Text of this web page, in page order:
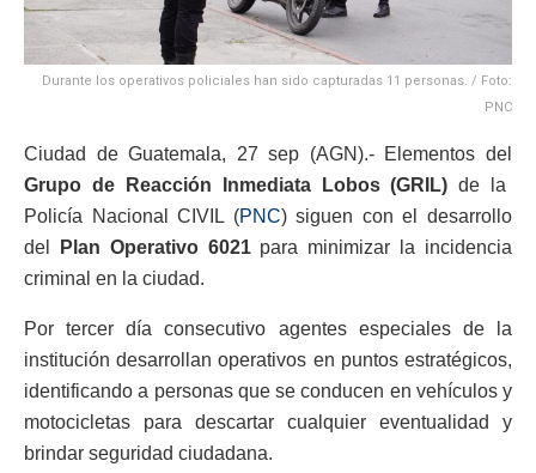
Durante los operativos policiales han sido capturadas 11 personas. / Foto:
PNC
Ciudad de Guatemala, 27 sep (AGN).- Elementos del
Grupo de Reacción Inmediata Lobos (GRIL) de la
Policía Nacional CIVIL (PNC) siguen con el desarrollo
del
Plan Operativo 6021para minimizar la incidencia
criminal en la ciudad.
Por tercer día consecutivo agentes especiales de la
institución desarrollan operativos en puntos estratégicos,
identificando a personas que se conducen en vehículos y
motocicletas para descartar cualquier eventualidad y
brindar seguridad ciudadana.